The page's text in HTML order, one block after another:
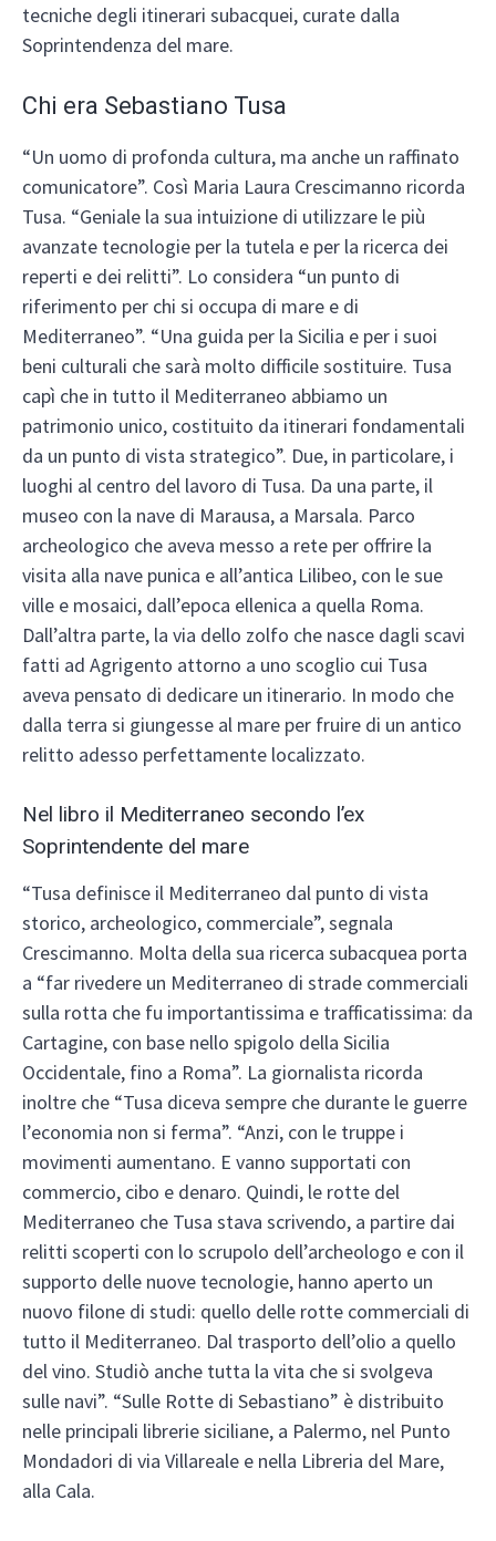
tecniche degli itinerari subacquei, curate dalla
Soprintendenza del mare.
Chi era Sebastiano Tusa
“Un uomo di profonda cultura, ma anche un raffinato
comunicatore”. Così Maria Laura Crescimanno ricorda
Tusa. “Geniale la sua intuizione di utilizzare le più
avanzate tecnologie per la tutela e per la ricerca dei
reperti e dei relitti”. Lo considera “un punto di
riferimento per chi si occupa di mare e di
Mediterraneo”. “Una guida per la Sicilia e per i suoi
beni culturali che sarà molto difficile sostituire. Tusa
capì che in tutto il Mediterraneo abbiamo un
patrimonio unico, costituito da itinerari fondamentali
da un punto di vista strategico”. Due, in particolare, i
luoghi al centro del lavoro di Tusa. Da una parte, il
museo con la nave di Marausa, a Marsala. Parco
archeologico che aveva messo a rete per offrire la
visita alla nave punica e all’antica Lilibeo, con le sue
ville e mosaici, dall’epoca ellenica a quella Roma.
Dall’altra parte, la via dello zolfo che nasce dagli scavi
fatti ad Agrigento attorno a uno scoglio cui Tusa
aveva pensato di dedicare un itinerario. In modo che
dalla terra si giungesse al mare per fruire di un antico
relitto adesso perfettamente localizzato.
Nel libro il Mediterraneo secondo l’ex
Soprintendente del mare
“Tusa definisce il Mediterraneo dal punto di vista
storico, archeologico, commerciale”, segnala
Crescimanno. Molta della sua ricerca subacquea porta
a “far rivedere un Mediterraneo di strade commerciali
sulla rotta che fu importantissima e trafficatissima: da
Cartagine, con base nello spigolo della Sicilia
Occidentale, fino a Roma”. La giornalista ricorda
inoltre che “Tusa diceva sempre che durante le guerre
l’economia non si ferma”. “Anzi, con le truppe i
movimenti aumentano. E vanno supportati con
commercio, cibo e denaro. Quindi, le rotte del
Mediterraneo che Tusa stava scrivendo, a partire dai
relitti scoperti con lo scrupolo dell’archeologo e con il
supporto delle nuove tecnologie, hanno aperto un
nuovo filone di studi: quello delle rotte commerciali di
tutto il Mediterraneo. Dal trasporto dell’olio a quello
del vino. Studiò anche tutta la vita che si svolgeva
sulle navi”. “Sulle Rotte di Sebastiano” è distribuito
nelle principali librerie siciliane, a Palermo, nel Punto
Mondadori di via Villareale e nella Libreria del Mare,
alla Cala.